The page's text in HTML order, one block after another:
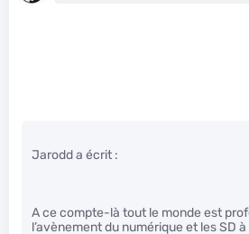
Jarodd a écrit :
A ce compte-là tout le monde est
l’avènement du numérique et les SD